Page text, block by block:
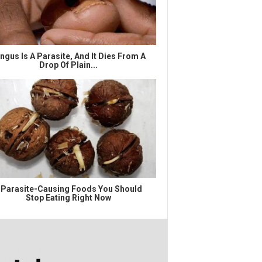
Is A Parasite, And It Dies From A
Drop Of Plain...
Causing Foods You Should
Stop Eating Right Now